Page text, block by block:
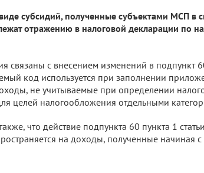
субсидий, полученные субъектами МСП в
отражению в налоговой декларации по
связаны с внесением изменений в подпункт
код используется при заполнении
не учитываемые при определении
целей налогообложения отдельными
что действие подпункта 60 пункта 1
на доходы, полученные начиная